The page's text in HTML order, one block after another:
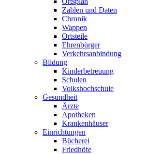
Zahlen und Daten
Chronik
Wappen
Ortsteile
Ehrenbürger
Verkehrsanbindung
Bildung
Kinderbetreuung
Schulen
Volkshochschule
Gesundheit
Ärzte
Apotheken
Krankenhäuser
Einrichtungen
Bücherei
Friedhöfe